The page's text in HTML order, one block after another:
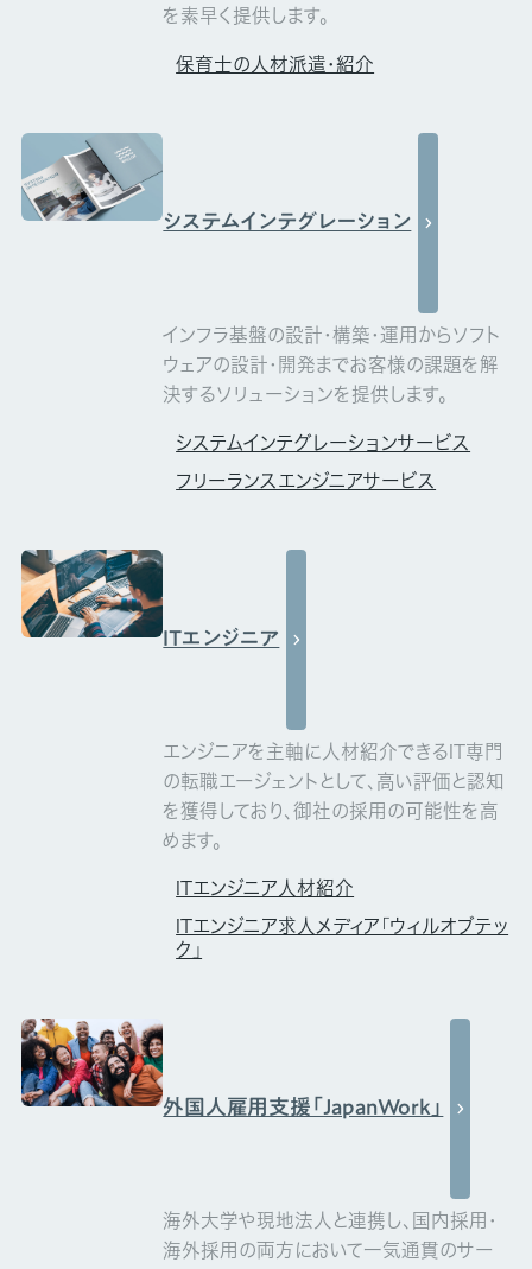
を素早く提供します。
保育士の人材派遣・紹介
システムインテグレーション
インフラ基盤の設計･構築･運用からソフト
ウェアの設計･開発までお客様の課題を解
決するソリューションを提供します。
システムインテグレーションサービス
フリーランスエンジニアサービス
ITエンジニア
エンジニアを主軸に人材紹介できるIT専門
の転職エージェントとして、高い評価と認知
を獲得しており、御社の採用の可能性を高
めます。
ITエンジニア人材紹介
ITエンジニア求人メディア「ウィルオブテッ
ク」
外国人雇用支援「JapanWork」
海外大学や現地法人と連携し、国内採用・
海外採用の両方において一気通貫のサー